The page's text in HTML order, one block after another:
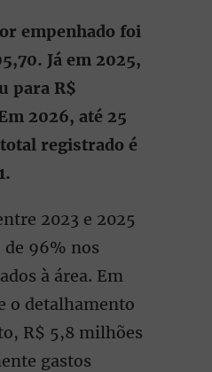
empenhado foi
Já em 2025,
para R$
2026, até 25
registrado é
2023 e 2025
de 96% nos
à área. Em
o detalhamento
R$ 5,8 milhões
gastos